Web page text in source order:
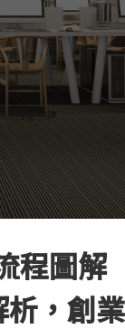
交通資訊
程圖解
析，創業